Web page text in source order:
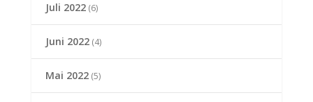
Juli 2022(6)
Juni 2022(4)
Mai 2022(5)